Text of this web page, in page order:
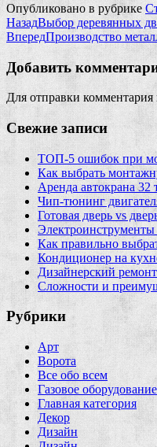
Опубликовано в рубрике
НазадВыбор деревянных
ВпередПроизводство
Добавить
Для отправки
Свежие записи
ТОП-5 ошибок при
Как выбрать
Аренда автокрана 32
Чип‑тюнинг
Готовая дверь vs
Электроинструменты
Как правильно
Кондиционер на
Дизайнерский
Сложности и
Рубрики
Арт
Ворота
Все обо всем
Газовое оборудование
Главная категория
Декор
Дизайн